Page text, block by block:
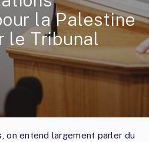
la Palestine
le Tribunal
on entend largement parler du